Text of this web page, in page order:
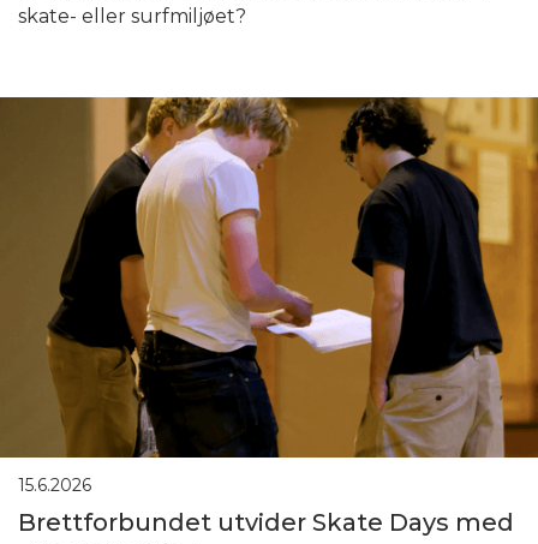
skate- eller surfmiljøet?
15.6.2026
Brettforbundet utvider Skate Days med